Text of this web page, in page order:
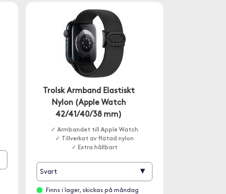
Trolsk Armband Elastiskt
Nylon (Apple Watch
42/41/40/38 mm)
✓ Armbandet till Apple Watch
✓ Tillverkat av flätad nylon
✓ Extra hållbart
Svart ▾
Finns i lager, skickas på måndag